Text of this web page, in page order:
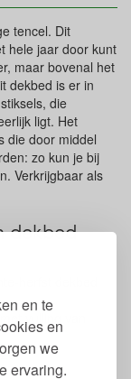
en te
en
we
ervaring.
tencel. Dit
hele jaar door kunt
maar bovenal het
dekbed is er in
die
ligt. Het
die door middel
zo kun je bij
Verkrijgbaar als
dekbed
herfst dekbed
vulling van